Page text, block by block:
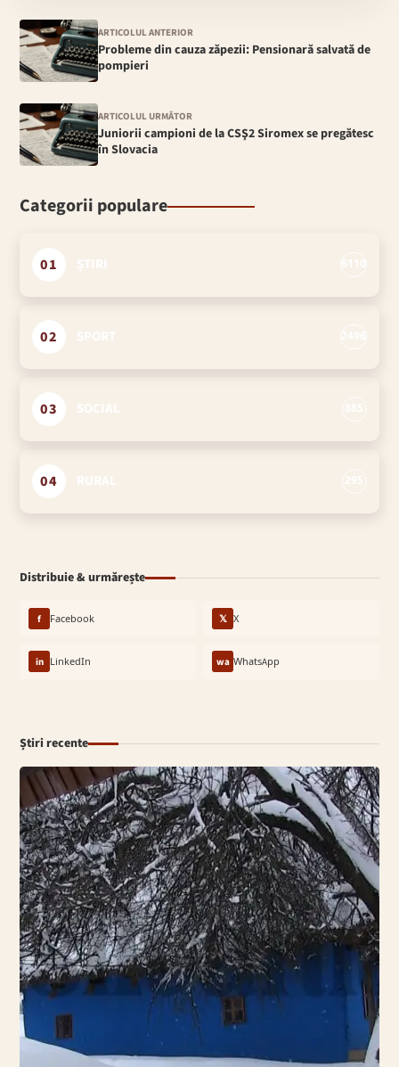
ARTICOLUL ANTERIOR
Probleme din cauza zăpezii: Pensionară salvată de
pompieri
ARTICOLUL URMĂTOR
Juniorii campioni de la CSŞ2 Siromex se pregătesc
în Slovacia
Categorii populare
01
02
03
04
Distribuie & urmărește
f Facebook 𝕏 X
in LinkedIn wa WhatsApp
Știri recente